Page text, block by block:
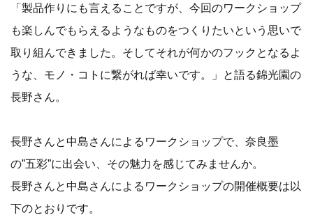
「製品作りにも言えることですが、今回のワークショップ
も楽しんでもらえるようなものをつくりたいという思いで
取り組んできました。そしてそれが何かのフックとなるよ
うな、モノ・コトに繋がれば幸いです。」と語る錦光園の
長野さん。
長野さんと中島さんによるワークショップで、奈良墨
の”五彩”に出会い、その魅力を感じてみませんか。
長野さんと中島さんによるワークショップの開催概要は以
下のとおりです。